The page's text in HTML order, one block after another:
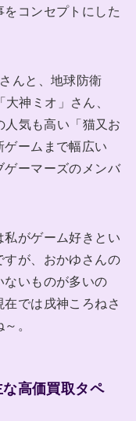
をコンセプトにした
んと、地球防衛
神ミオ」さん、
気も高い「猫又お
ームまで幅広い
ゲーマーズのメンバ
がゲーム好きとい
すが、おかゆさんの
いものが多いの
では戌神ころねさ
。
な高価買取タペ